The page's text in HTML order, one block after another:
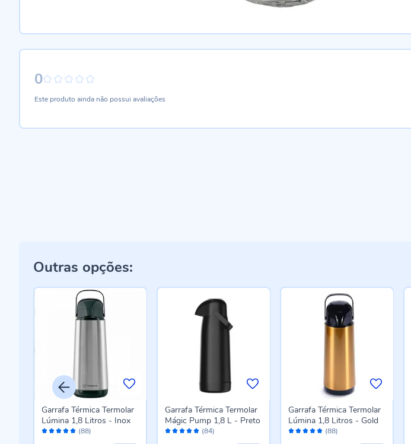
0
Este produto ainda não possui avaliações
Outras opções:
Avaliação: (88)
Garrafa Térmica Termolar
Lúmina 1,8 Litros - Inox
Avaliação: (84)
Garrafa Térmica Termolar
Mágic Pump 1,8 L - Preto
Avaliação: (88)
Garrafa Térmica Termolar
Lúmina 1,8 Litros - Gold